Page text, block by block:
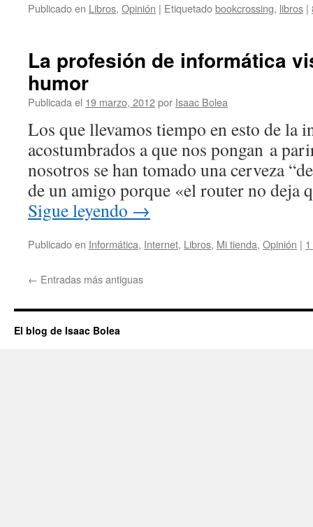
Publicado en Libros, Opinión | Etiquetadobookcrossing, libros |
La profesión de informática
humor
Publicada el 19 marzo, 2012por Isaac Bolea
Los que llevamos tiempo en esto de la
acostumbrados a que nos pongan a
nosotros se han tomado una cerveza
de un amigo porque «el router no
Sigue leyendo →
Publicado en Informática, Internet, Libros, Mi tienda, Opinión |
← Entradas más antiguas
El blog de Isaac Bolea